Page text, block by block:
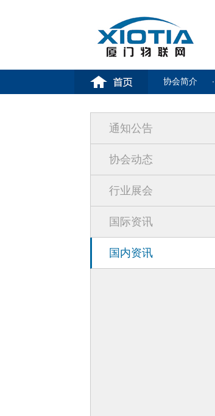
协会简介
通知公告
协会动态
行业展会
国际资讯
国内资讯